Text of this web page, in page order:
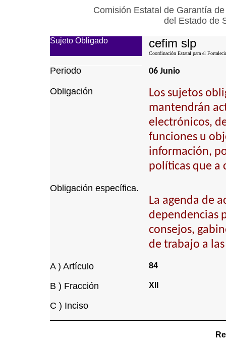
Comisión Estatal de Garantía
del Estado de
Sujeto Obligado cefim slp
Coordinación Estatal para el
Periodo 06 Junio
Obligación
Los sujetos
mantendrán
electrónicos,
funciones u
información,
políticas que a
Obligación específica.
La agenda de
dependencias
consejos,
de trabajo a
A ) Artículo 84
B ) Fracción XII
C ) Inciso